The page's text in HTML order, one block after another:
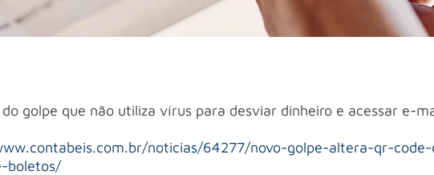
golpe que não utiliza vírus para desviar dinheiro e acessar e-
noticias/64277/novo-golpe-altera-qr-
boletos/